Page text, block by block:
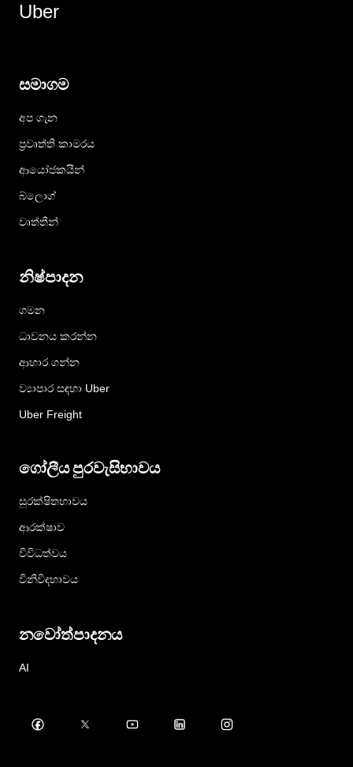
Uber
සමාගම
අප ගැන
ප්‍රවෘත්ති කාමරය
ආයෝජකයින්
බ්ලොග්
වෘත්තීන්
නිෂ්පාදන
ගමන
ධාවනය කරන්න
ආහාර ගන්න
ව්‍යාපාර සඳහා Uber
Uber Freight
ගෝලීය පුරවැසිභාවය
සුරක්ෂිතභාවය
ආරක්ෂාව
විවිධත්වය
විනිවිදභාවය
නවෝත්පාදනය
AI